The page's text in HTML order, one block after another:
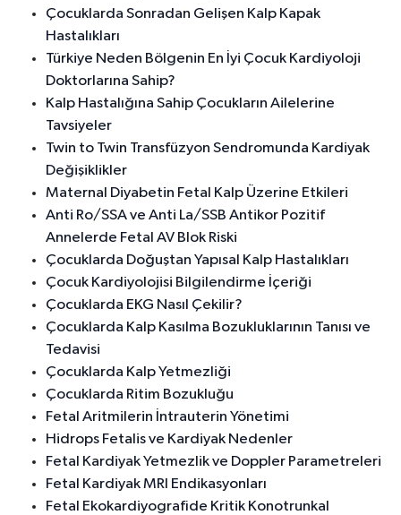
Çocuklarda Sonradan Gelişen Kalp Kapak
Hastalıkları
Türkiye Neden Bölgenin En İyi Çocuk Kardiyoloji
Doktorlarına Sahip?
Kalp Hastalığına Sahip Çocukların Ailelerine
Tavsiyeler
Twin to Twin Transfüzyon Sendromunda Kardiyak
Değişiklikler
Maternal Diyabetin Fetal Kalp Üzerine Etkileri
Anti Ro/SSA ve Anti La/SSB Antikor Pozitif
Annelerde Fetal AV Blok Riski
Çocuklarda Doğuştan Yapısal Kalp Hastalıkları
Çocuk Kardiyolojisi Bilgilendirme İçeriği
Çocuklarda EKG Nasıl Çekilir?
Çocuklarda Kalp Kasılma Bozukluklarının Tanısı ve
Tedavisi
Çocuklarda Kalp Yetmezliği
Çocuklarda Ritim Bozukluğu
Fetal Aritmilerin İntrauterin Yönetimi
Hidrops Fetalis ve Kardiyak Nedenler
Fetal Kardiyak Yetmezlik ve Doppler Parametreleri
Fetal Kardiyak MRI Endikasyonları
Fetal Ekokardiyografide Kritik Konotrunkal